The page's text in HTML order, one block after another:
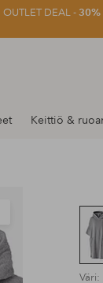
OUTLET DEAL -30%
Keittiö &
Väri: